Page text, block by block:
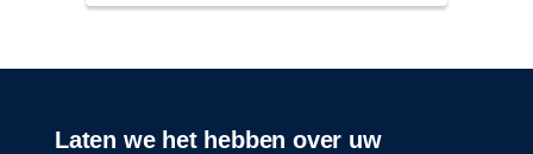
Laten we het hebben over uw